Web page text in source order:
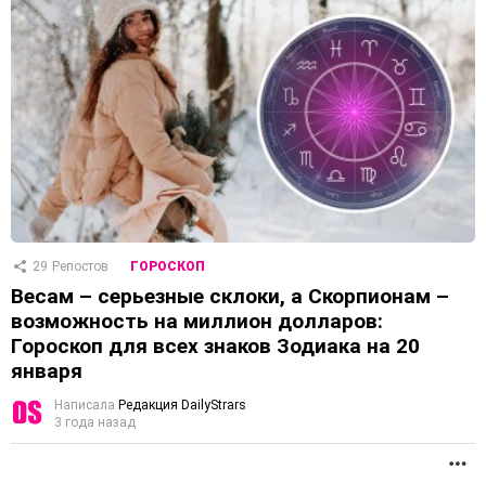
29 Репостов ГОРОСКОП
Весам – серьезные склоки, а Скорпионам –
возможность на миллион долларов:
Гороскоп для всех знаков Зодиака на 20
января
Написала Редакция DailyStrars
3 года назад